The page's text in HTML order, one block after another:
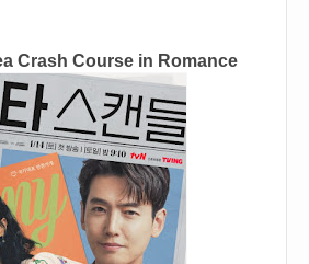
Crash Course in Romance